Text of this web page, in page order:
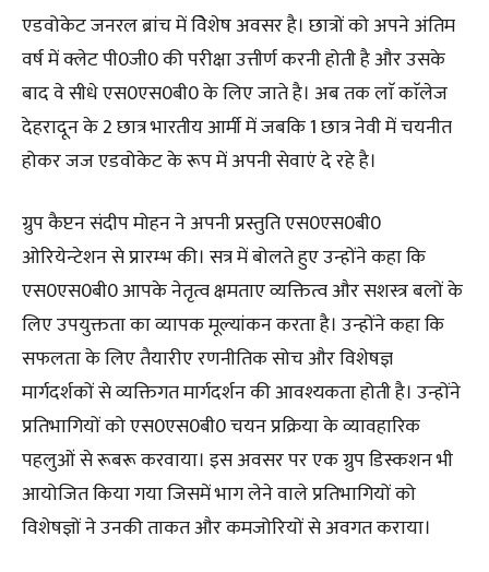
एडवोकेट जनरल ब्रांच में विेशेष अवसर है। छात्रों को अपने अंतिम
वर्ष में क्लेट पी0जी0 की परीक्षा उत्तीर्ण करनी होती है और उसके
बाद वे सीधे एस0एस0बी0 के लिए जाते है। अब तक लाॅ काॅलेज
देहरादून के 2 छात्र भारतीय आर्मी में जबकि 1 छात्र नेवी में चयनीत
होकर जज एडवोकेट के रूप में अपनी सेवाएं दे रहे है।
ग्रुप कैप्टन संदीप मोहन ने अपनी प्रस्तुति एस0एस0बी0
ओरियेन्टेशन से प्रारम्भ की। सत्र में बोलते हुए उन्होंने कहा कि
एस0एस0बी0 आपके नेतृत्व क्षमताए व्यक्तित्व और सशस्त्र बलों के
लिए उपयुक्तता का व्यापक मूल्यांकन करता है। उन्होंने कहा कि
सफलता के लिए तैयारीए रणनीतिक सोच और विशेषज्ञ
मार्गदर्शकों से व्यक्तिगत मार्गदर्शन की आवश्यकता होती है। उन्होंने
प्रतिभागियों को एस0एस0बी0 चयन प्रक्रिया के व्यावहारिक
पहलुओं से रूबरू करवाया। इस अवसर पर एक ग्रुप डिस्कशन भी
आयोजित किया गया जिसमें भाग लेने वाले प्रतिभागियों को
विशेषज्ञों ने उनकी ताकत और कमजोरियों से अवगत कराया।